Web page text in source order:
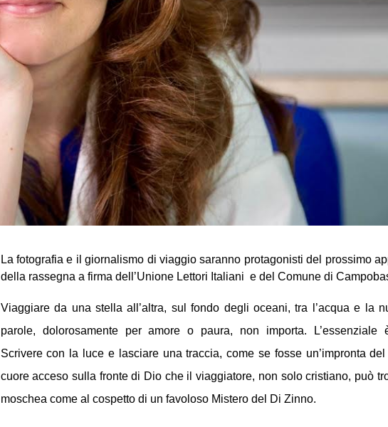
La fotografia e il giornalismo di viaggio saranno protagonisti del prossimo
della rassegna a firma dell’Unione Lettori Italiani e del Comune di
Viaggiare da una stella all’altra, sul fondo degli oceani, tra l’acqua e la
parole, dolorosamente per amore o paura, non importa. L’essenziale
Scrivere con la luce e lasciare una traccia, come se fosse un’impronta del
cuore acceso sulla fronte di Dio che il viaggiatore, non solo cristiano, può
moschea come al cospetto di un favoloso Mistero del Di Zinno.